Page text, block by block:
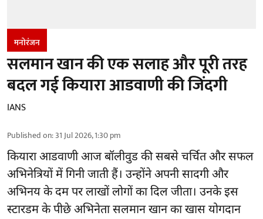
मनोरंजन
सलमान खान की एक सलाह और पूरी तरह
बदल गई कियारा आडवाणी की जिंदगी
IANS
Published on:31 Jul 2026, 1:30 pm
कियारा आडवाणी आज बॉलीवुड की सबसे चर्चित और सफल
अभिनेत्रियों में गिनी जाती हैं। उन्होंने अपनी सादगी और
अभिनय के दम पर लाखों लोगों का दिल जीता। उनके इस
स्टारडम के पीछे अभिनेता सलमान खान का खास योगदान